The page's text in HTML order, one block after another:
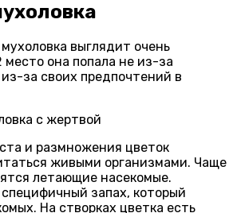
выглядит очень
место она попала не из-за
за своих предпочтений в
и размножения цветок
живыми организмами. Чаще
летающие насекомые.
запах, который
На створках цветка есть